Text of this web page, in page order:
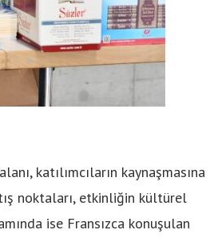
katılımcıların kaynaşmasına
noktaları, etkinliğin kültürel
ise Fransızca konuşulan